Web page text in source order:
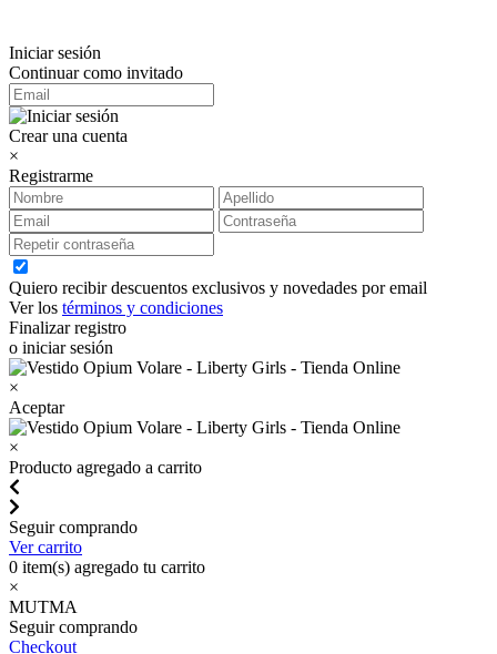
Iniciar sesión
Continuar como invitado
Crear una cuenta
×
Registrarme
Quiero recibir descuentos exclusivos y novedades por email
Ver los términos y condiciones
Finalizar registro
o iniciar sesión
×
Aceptar
×
Producto agregado a carrito
Seguir comprando
Ver carrito
0 item(s) agregado tu carrito
×
MUTMA
Seguir comprando
Checkout